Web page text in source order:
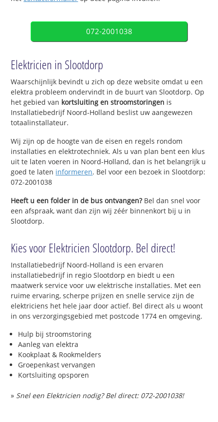
072-2001038
Elektricien in Slootdorp
Waarschijnlijk bevindt u zich op deze website omdat u een
elektra probleem ondervindt in de buurt van Slootdorp. Op
het gebied van kortsluiting en stroomstoringen is
Installatiebedrijf Noord-Holland beslist uw aangewezen
totaalinstallateur.
Wij zijn op de hoogte van de eisen en regels rondom
installaties en elektrotechniek. Als u van plan bent een klus
uit te laten voeren in Noord-Holland, dan is het belangrijk u
goed te laten informeren. Bel voor een bezoek in Slootdorp:
072-2001038
Heeft u een folder in de bus ontvangen?Bel dan snel voor
een afspraak, want dan zijn wij zéér binnenkort bij u in
Slootdorp.
Kies voor Elektricien Slootdorp. Bel direct!
Installatiebedrijf Noord-Holland is een ervaren
installatiebedrijf in regio Slootdorp en biedt u een
maatwerk service voor uw elektrische installaties. Met een
ruime ervaring, scherpe prijzen en snelle service zijn de
elektriciens het hele jaar door actief. Bel direct als u woont
in ons verzorgingsgebied met postcode 1774 en omgeving.
Hulp bij stroomstoring
Aanleg van elektra
Kookplaat & Rookmelders
Groepenkast vervangen
Kortsluiting opsporen
» Snel een Elektricien nodig? Bel direct: 072-2001038!